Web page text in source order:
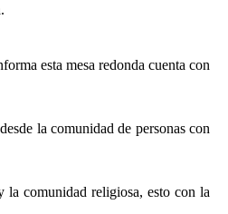
esta mesa redonda cuenta con
la comunidad de personas con
la comunidad religiosa, esto con la